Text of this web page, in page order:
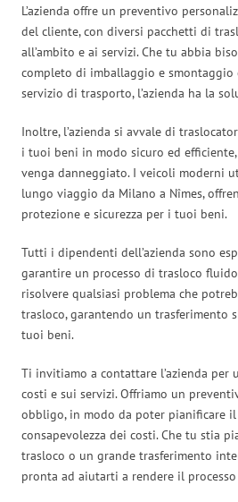
L’azienda offre un preventivo
del cliente, con diversi pacchetti di
all’ambito e ai servizi. Che tu abbia
completo di imballaggio e
servizio di trasporto, l’azienda ha la
Inoltre, l’azienda si avvale di
i tuoi beni in modo sicuro ed
venga danneggiato. I veicoli moderni
lungo viaggio da Milano a Nîmes,
protezione e sicurezza per i tuoi beni.
Tutti i dipendenti dell’azienda sono
garantire un processo di trasloco
risolvere qualsiasi problema che
trasloco, garantendo un trasferimento
tuoi beni.
Ti invitiamo a contattare l’azienda
costi e sui servizi. Offriamo un
obbligo, in modo da poter pianificare
consapevolezza dei costi. Che tu stia
trasloco o un grande trasferimento
pronta ad aiutarti a rendere il